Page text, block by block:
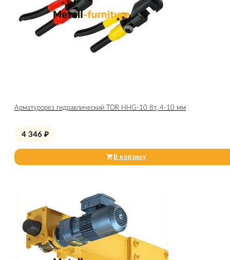
Арматурорез гидравлический TOR HHG-10 8т, 4-10 мм
4 346 ₽
В корзину